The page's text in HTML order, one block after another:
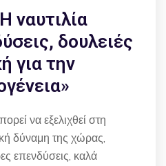
ναυτιλία
δουλειές
για την
να εξελιχθεί στη
δύναμη της χώρας,
επενδύσεις, καλά